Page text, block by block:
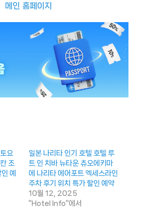
메인 홈페이지
요
조
예
일본 나리타 인기 호텔 호텔 루
트 인 치바 뉴타운 츄오에키마
에 나리타 에어포트 엑세스라인
주차 후기 위치 특가 할인 예약
10월 12, 2025
"Hotel Info"에서